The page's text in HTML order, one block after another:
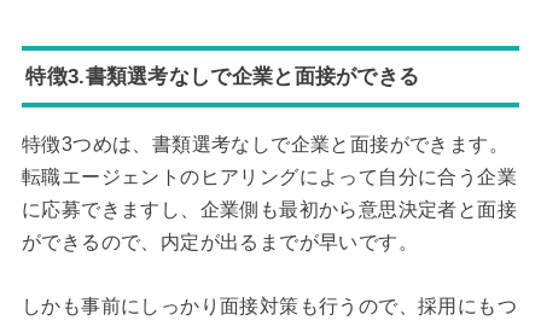
特徴3.書類選考なしで企業と面接ができる
特徴3つめは、書類選考なしで企業と面接ができます。
転職エージェントのヒアリングによって自分に合う企業
に応募できますし、企業側も最初から意思決定者と面接
ができるので、内定が出るまでが早いです。
しかも事前にしっかり面接対策も行うので、採用にもつ